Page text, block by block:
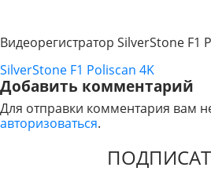
Видеорегистратор SilverStone F1
НАВИГАЦИЯ
ПО
ЗАПИСЯМ
SilverStone F1 Poliscan 4K
Добавить комментарий
Для отправки комментария вам
авторизоваться.